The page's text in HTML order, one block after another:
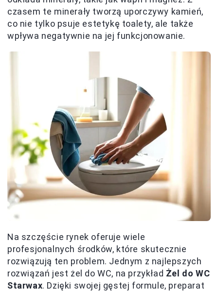
czasem te minerały tworzą uporczywy kamień,
co nie tylko psuje estetykę toalety, ale także
wpływa negatywnie na jej funkcjonowanie.
Na szczęście rynek oferuje wiele
profesjonalnych środków, które skutecznie
rozwiązują ten problem. Jednym z najlepszych
rozwiązań jest żel do WC, na przykład Żel do WC
Starwax. Dzięki swojej gęstej formule, preparat